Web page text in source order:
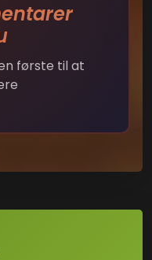
første til at